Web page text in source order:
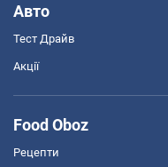
Авто
Тест Драйв
Акції
Food Oboz
Рецепти